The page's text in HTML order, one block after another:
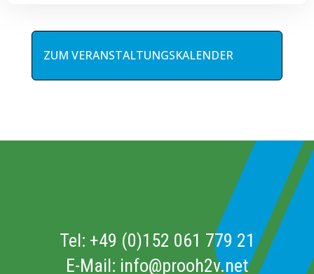
ZUM VERANSTALTUNGSKALENDER
Tel: +49 (0)152 061 779 21
E-Mail: info@prooh2v.net